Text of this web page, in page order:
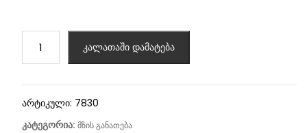
კალათაში დამატება
არტიკული: 7830
კატეგორია: მზის განათება